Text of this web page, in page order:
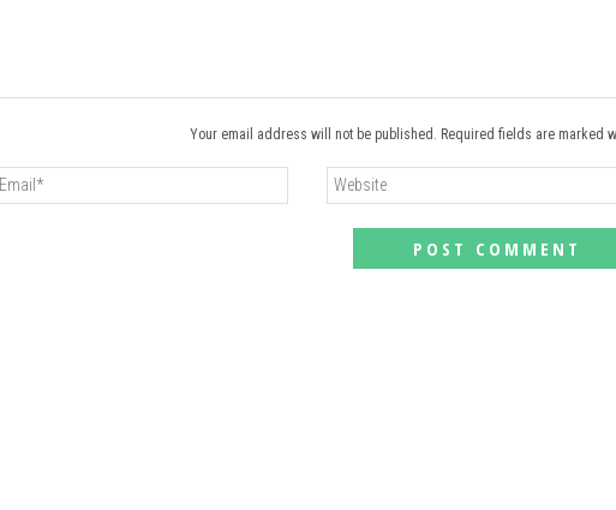
Your email address will not be published. Required fields are marked